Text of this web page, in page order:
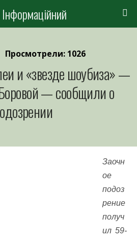
Просмотрели: 1026
и «звезде шоубиза» —
— сообщили о
Заочн
ое
подоз
рение
получ
ил 59-